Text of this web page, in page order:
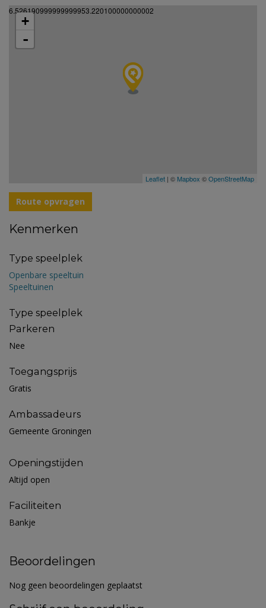
6.526190999999999953.220100000000002
+
-
Leaflet | © Mapbox ©OpenStreetMap
Route opvragen
Kenmerken
Type speelplek
Openbare speeltuin
Speeltuinen
Type speelplek
Parkeren
Nee
Toegangsprijs
Gratis
Ambassadeurs
Gemeente Groningen
Openingstijden
Altijd open
Faciliteiten
Bankje
Beoordelingen
Nog geen beoordelingen geplaatst